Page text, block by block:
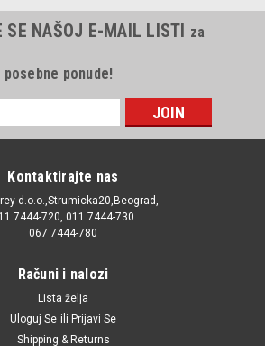
SE NAŠOJ E-MAIL LISTI za
posebne ponude!
Kontaktirajte nas
d.o.o.,Strumicka20,Beograd,
7444-720, 011 7444-730
067 7444-780
Računi i nalozi
Lista želja
Uloguj Se ili Prijavi Se
Shipping & Returns